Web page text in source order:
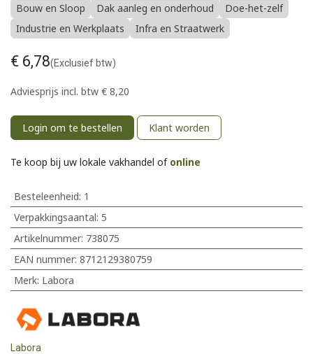
Bouw en Sloop Dak aanleg en onderhoud
Doe-het-zelf
Industrie en Werkplaats
Infra en Straatwerk
€ 6,78(Exclusief btw)
Adviesprijs incl. btw € 8,20
Login om te bestellen Klant worden
Te koop bij uw lokale vakhandel of online
Besteleenheid: 1
Verpakkingsaantal: 5
Artikelnummer: 738075
EAN nummer: 8712129380759
Merk: Labora
Labora